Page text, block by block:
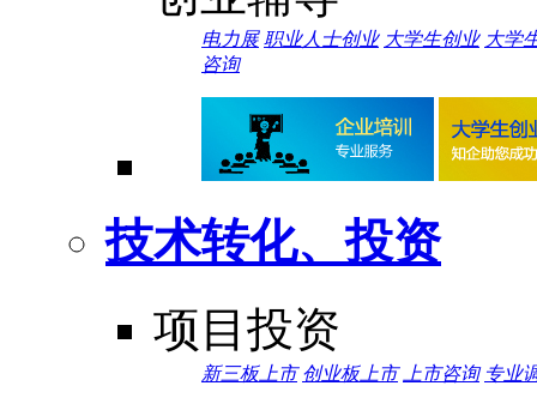
电力展 职业人士创业 大学生创业 大学
咨询
技术转化、投资
项目投资
新三板上市 创业板上市 上市咨询 专业